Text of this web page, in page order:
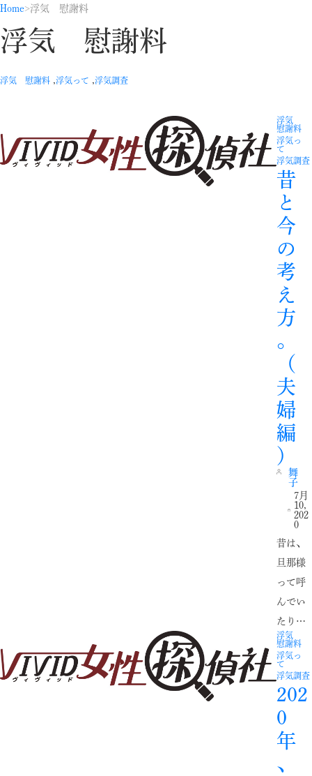
Home 浮気 慰謝料
浮気 慰謝料
浮気 慰謝料 ,浮気って ,浮気調査
浮気
慰謝料
浮気っ
て
浮気調査
昔
と
今
の
考
え
方
。
（
夫
婦
編
）
舞
子
7月
10,
202
0
昔は、
旦那様
って呼
んでい
たり…
浮気
慰謝料
浮気っ
て
浮気調査
202
0
年
、